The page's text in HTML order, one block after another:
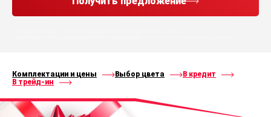
Комплектации и цены Выбор цвета
В кредит
В трейд-ин